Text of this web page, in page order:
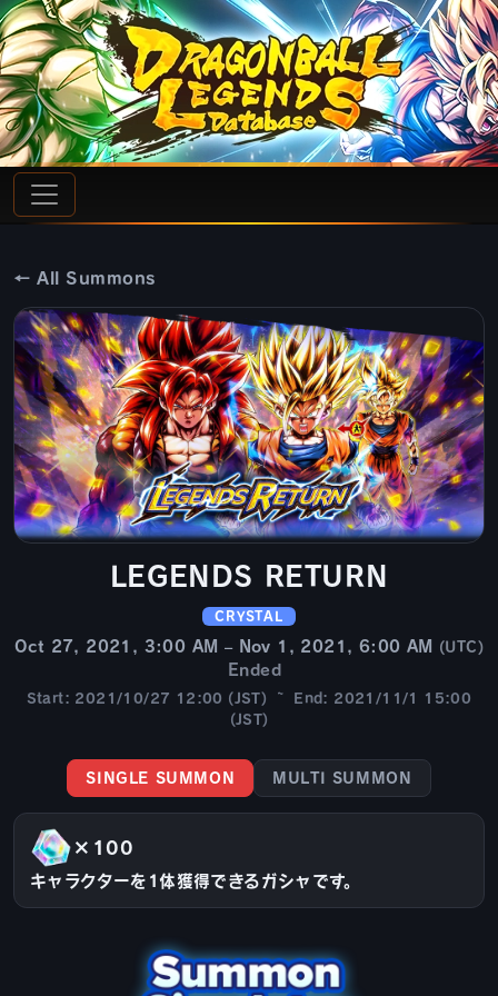
← All Summons
LEGENDS RETURN
CRYSTAL
Oct 27, 2021, 3:00 AM – Nov 1, 2021, 6:00 AM (UTC)
Ended
Start: 2021/10/27 12:00 (JST) ~ End: 2021/11/1 15:00
(JST)
SINGLE SUMMON MULTI SUMMON
×100
キャラクターを1体獲得できるガシャです。